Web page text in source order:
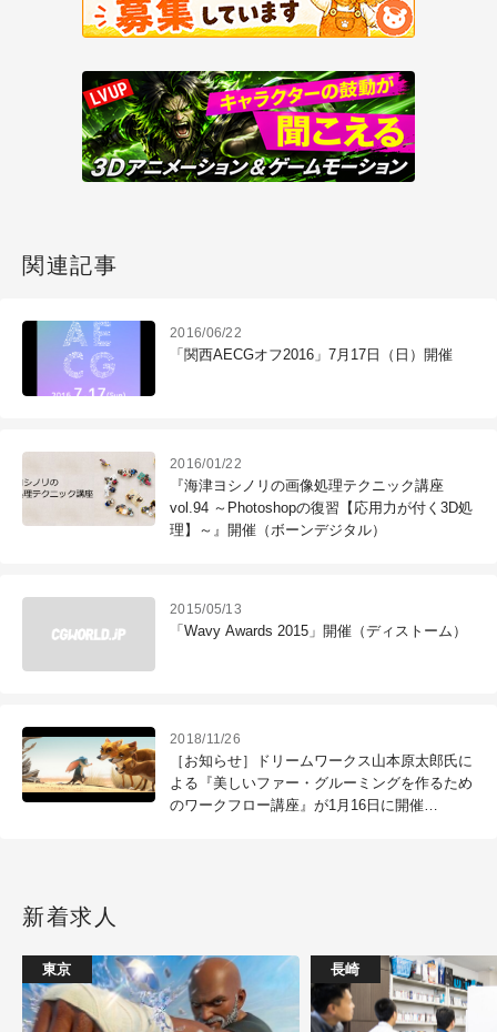
関連記事
2016/06/22
「関西AECGオフ2016」7月17日（日）開催
2016/01/22
『海津ヨシノリの画像処理テクニック講座
vol.94 ～Photoshopの復習【応用力が付く3D処
理】～』開催（ボーンデジタル）
2015/05/13
「Wavy Awards 2015」開催（ディストーム）
2018/11/26
［お知らせ］ドリームワークス山本原太郎氏に
よる『美しいファー・グルーミングを作るため
のワークフロー講座』が1月16日に開催
新着求人
東京 長崎